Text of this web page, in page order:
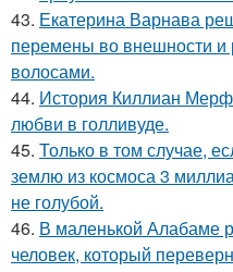
43. Екатерина Варнава
перемены во внешности и
волосами.
44. История Киллиан
любви в голливуде.
45. Только в том случае,
землю из космоса 3
не голубой.
46. В маленькой Алабаме
человек, который